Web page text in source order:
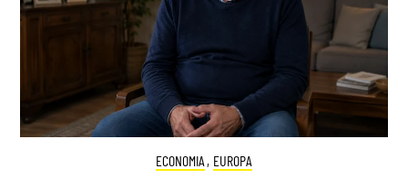
ECONOMIA , EUROPA